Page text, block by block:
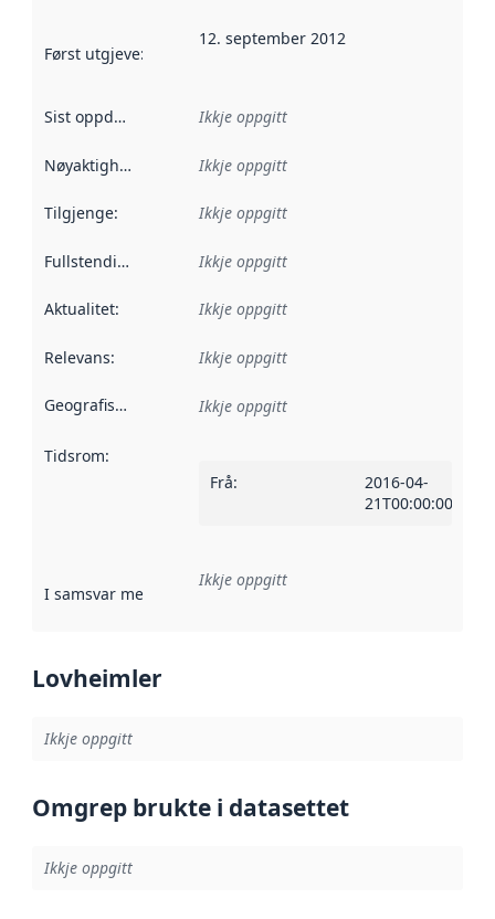
Først utgjeve: Denne datoen seier når dataa i dette
12. september 2012
Sist oppdatert Ikkje oppgitt
Nøyaktigheit Ikkje oppgitt
Tilgjenge: Ikkje oppgitt
Fullstendigheit Ikkje oppgitt
Aktualitet: Ikkje oppgitt
Relevans: Ikkje oppgitt
Geografisk område Ikkje oppgitt
Tidsrom:
Frå:
2016-04-
21T00:00:00Z
I samsvar med Referanse til ei implementeringsregel eller
Ikkje oppgitt
Lovheimler
Ikkje oppgitt
Omgrep brukte i datasettet
Ikkje oppgitt